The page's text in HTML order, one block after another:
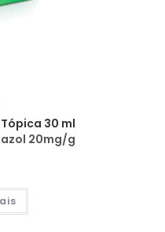
30 ml
20mg/g